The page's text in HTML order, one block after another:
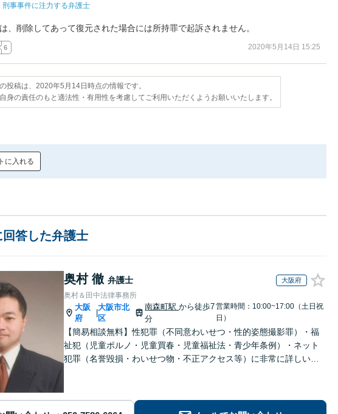
刑事事件に注力する弁護士
、削除してあって復元された場合には所持罪で起訴されません。
6 2020年5月14日 15:25
投稿は、2020年5月14日時点の情報です。
身の責任のもと適法性・有用性を考慮してご利用いただくようお願いいたします。
に入れる
回答した弁護士
奥村 徹 弁護士 大阪府
奥村＆田中法律事務所
大阪
府
|
大阪市北
区
南森町駅から徒歩7
分
営業時間：10:00~17:00（土日祝
日）
【簡易相談無料】性犯罪（不同意わいせつ・性的姿態撮影罪）・福
祉犯（児童ポルノ・児童買春・児童福祉法・青少年条例）・ネット
犯罪（名誉毀損・わいせつ物・不正アクセス等）に非常に詳しい弁